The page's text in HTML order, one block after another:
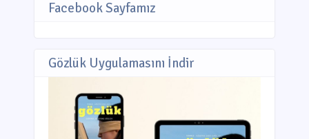
Facebook Sayfamız
Gözlük Uygulamasını İndir